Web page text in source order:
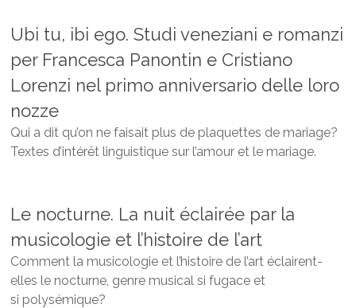
Ubi tu, ibi ego. Studi veneziani e romanzi
per Francesca Panontin e Cristiano
Lorenzi nel primo anniversario delle loro
nozze
Qui a dit qu’on ne faisait plus de plaquettes de mariage?
Textes d’intérêt linguistique sur l’amour et le mariage.
Le nocturne. La nuit éclairée par la
musicologie et l’histoire de l’art
Comment la musicologie et l’histoire de l’art éclairent-
elles le nocturne, genre musical si fugace et
si polysémique?